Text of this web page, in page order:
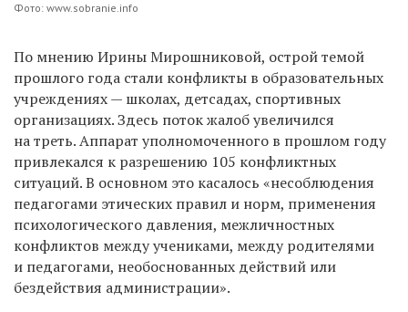
Фото: www.sobranie.info
По мнению Ирины Мирошниковой, острой темой
прошлого года стали конфликты в образовательных
учреждениях — школах, детсадах, спортивных
организациях. Здесь поток жалоб увеличился
на треть. Аппарат уполномоченного в прошлом году
привлекался к разрешению 105 конфликтных
ситуаций. В основном это касалось «несоблюдения
педагогами этических правил и норм, применения
психологического давления, межличностных
конфликтов между учениками, между родителями
и педагогами, необоснованных действий или
бездействия администрации».